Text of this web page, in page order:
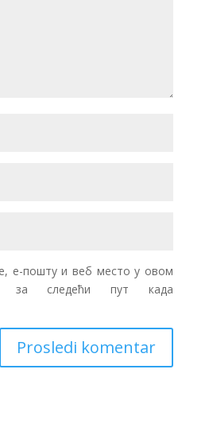
е-пошту и веб место у овом
за следећи пут када